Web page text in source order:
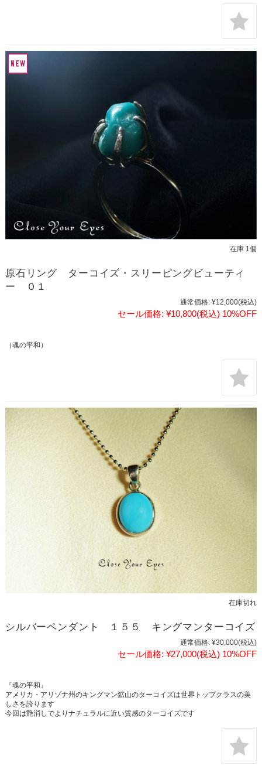
在庫 1個
原石リング ターコイズ・スリーピングビューティ
ー ０１
通常価格: ¥12,000(税込)
セール価格: ¥10,800(税込) 10%OFF
（魂の平和）
在庫切れ
シルバーペンダント １５５ キングマンターコイズ
通常価格: ¥30,000(税込)
セール価格: ¥27,000(税込) 10%OFF
『魂の平和』
アメリカ・アリゾナ州のキングマン鉱山のターコイズは世界トップクラスの美
しさを誇ります
今回は艶消しでよりナチュラルに近い質感のターコイズです